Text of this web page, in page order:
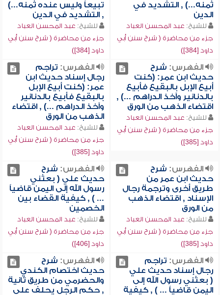
ثمنه...) , التشديد في
الدين
للشيخ: عبد المحسن العباد
جزء من محاضرة ( شرح سنن أبي
داود [384])
تبيعاً وليس عنده ثمنه...)
, التشديد في الدين
للشيخ: عبد المحسن العباد
جزء من محاضرة ( شرح سنن أبي
داود [384])
الفهرس: شرح
حديث ابن عمر: (كنت
أبيع الإبل بالبقيع فأبيع
بالدنانير وآخذ الدراهم ...) ,
اقتضاء الذهب من الورق
للشيخ: عبد المحسن العباد
جزء من محاضرة ( شرح سنن أبي
داود [385])
الفهرس: تراجم
رجال إسناد حديث ابن
عمر: (كنت أبيع الإبل
بالبقيع فأبيع بالدنانير
وآخذ الدراهم ...) , اقتضاء
الذهب من الورق
للشيخ: عبد المحسن العباد
جزء من محاضرة ( شرح سنن أبي
داود [385])
الفهرس: شرح
حديث ابن عمر من
طريق أخرى وترجمة رجال
الإسناد , اقتضاء الذهب
من الورق
للشيخ: عبد المحسن العباد
جزء من محاضرة ( شرح سنن أبي
داود [385])
الفهرس: شرح
حديث علي ( بعثني
رسول الله إلى اليمن قاضياً
... ) , كيفية القضاء بين
الخصمين
للشيخ: عبد المحسن العباد
جزء من محاضرة ( شرح سنن أبي
داود [406])
الفهرس: تراجم
رجال إسناد حديث علي
( بعثني رسول الله إلى
اليمن قاضياً ... ) , كيفية
الفهرس: شرح
حديث اختصام الكندي
والحضرمي من طريق ثانية
, حكم الرجل يحلف على